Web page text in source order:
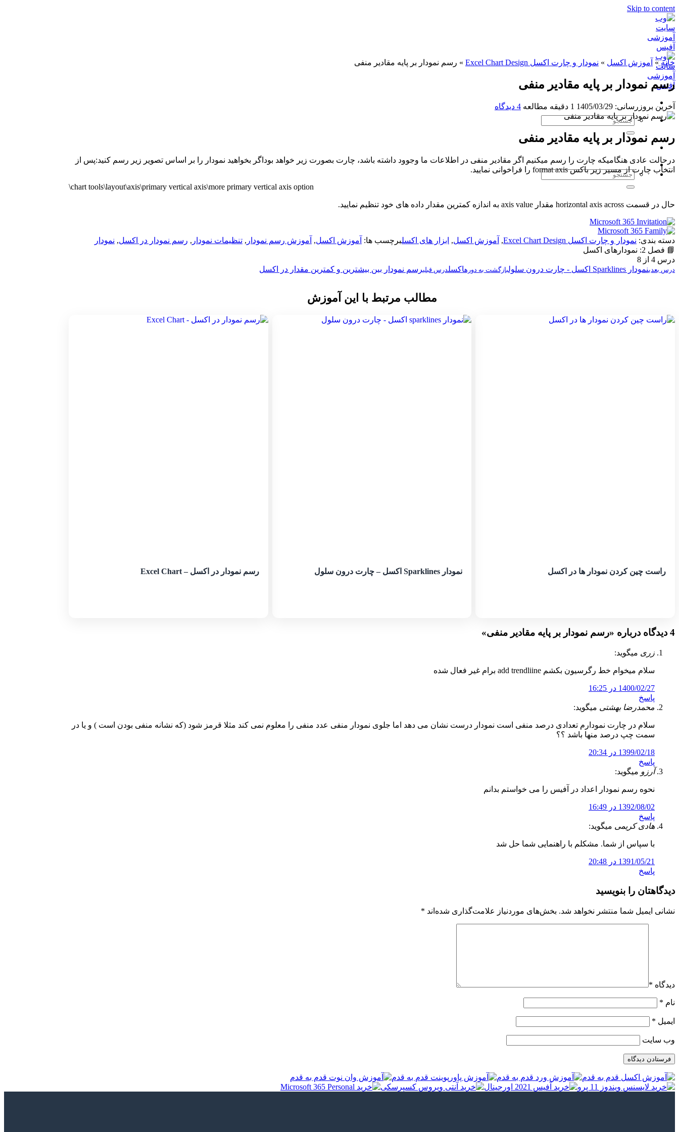
Skip to content
خانه» آموزش اکسل » نمودار و چارت اکسل Excel Chart Design » رسم نمودار بر پایه مقادیر منفی
رسم نمودار بر پایه مقادیر منفی
آخرین بروزرسانی: 1405/03/29 1 دقیقه مطالعه 4 دیدگاه
رسم نمودار بر پایه مقادیر منفی
درحالت عادی هنگامیکه چارت را رسم میکنیم اگر مقادیر منفی در اطلاعات ما وجوود داشته باشد، چارت بصورت زیر خواهد بود اگر بخواهید نمودار را بر اساس تصویر زیر رسم کنید:پس از
انتخاب چارت از مسیر زیر باکس format axis را فراخوانی نمایید.
chart tools\layout\axis\primary vertical axis\more primary vertical axis option\
حال در قسمت horizontal axis across مقدار axis value به اندازه کمترین مقدار داده های خود تنظیم نمایید.
دسته بندی: نمودار و چارت اکسل Excel Chart Design , آموزش اکسل, ابزار های اکسلبرچسب ها: آموزش اکسل, آموزش رسم نمودار , تنظیمات نمودار , رسم نمودار در اکسل, نمودار
📘 فصل 2: نمودارهای اکسل
درس 4 از 8
درس بعدینمودار Sparklines اکسل - چارت درون سلول بازگشت به دورهاکسلدرس قبلیرسم نمودار بین بیشترین و کمترین مقدار در اکسل
مطالب مرتبط با این آموزش
راست چین کردن نمودار ها در اکسل نمودار Sparklines اکسل – چارت درون سلول رسم نمودار در اکسل – Excel Chart
4 دیدگاه درباره « رسم نمودار بر پایه مقادیر منفی»
زری میگوید:
سلام میخوام خط رگرسیون بکشم add trendliine برام غیر فعال شده
1400/02/27 در 16:25
پاسخ
محمدرضا بهشتی میگوید:
سلام در چارت نمودارم تعدادی درصد منفی است نمودار درست نشان می دهد اما جلوی نمودار منفی عدد منفی را معلوم نمی کند مثلا قرمز شود (که نشانه منفی بودن است ) و یا در
سمت چپ درصد منها باشد ؟؟
1399/02/18 در 20:34
پاسخ
آرزو میگوید:
نحوه رسم نمودار اعداد در آفیس را می خواستم بدانم
1392/08/02 در 16:49
پاسخ
هادی کریمی میگوید:
با سپاس از شما. مشکلم با راهنمایی شما حل شد
1391/05/21 در 20:48
پاسخ
دیدگاهتان را بنویسید
نشانی ایمیل شما منتشر نخواهد شد. بخش‌های موردنیاز علامت‌گذاری شده‌اند *
دیدگاه *
نام *
ایمیل *
وب‌ سایت